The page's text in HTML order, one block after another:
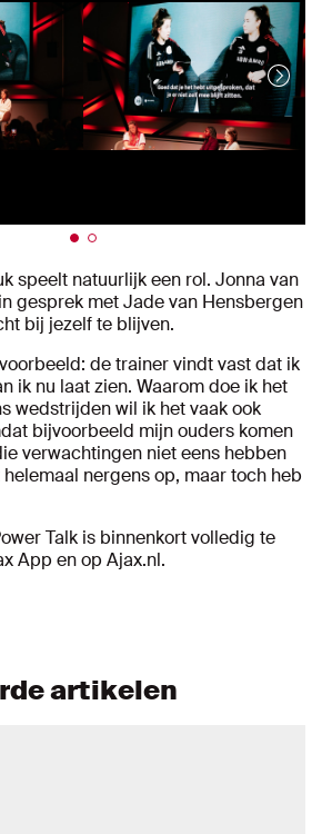
speelt natuurlijk een rol. Jonna van
gesprek met Jade van Hensbergen
bij jezelf te blijven.
de trainer vindt vast dat ik
ik nu laat zien. Waarom doe ik het
wedstrijden wil ik het vaak ook
bijvoorbeeld mijn ouders komen
verwachtingen niet eens hebben
nergens op, maar toch heb
Talk is binnenkort volledig te
App en op Ajax.nl.
artikelen